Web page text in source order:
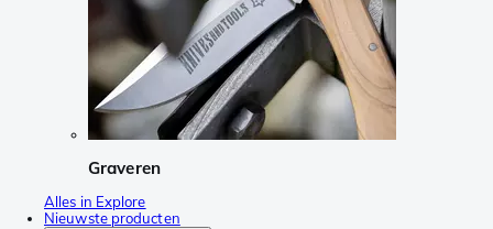
Graveren
Alles in Explore
Nieuwste producten